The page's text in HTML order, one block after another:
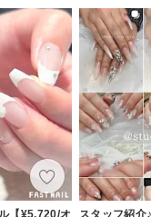
【¥5,720/オ
スタッフ紹介